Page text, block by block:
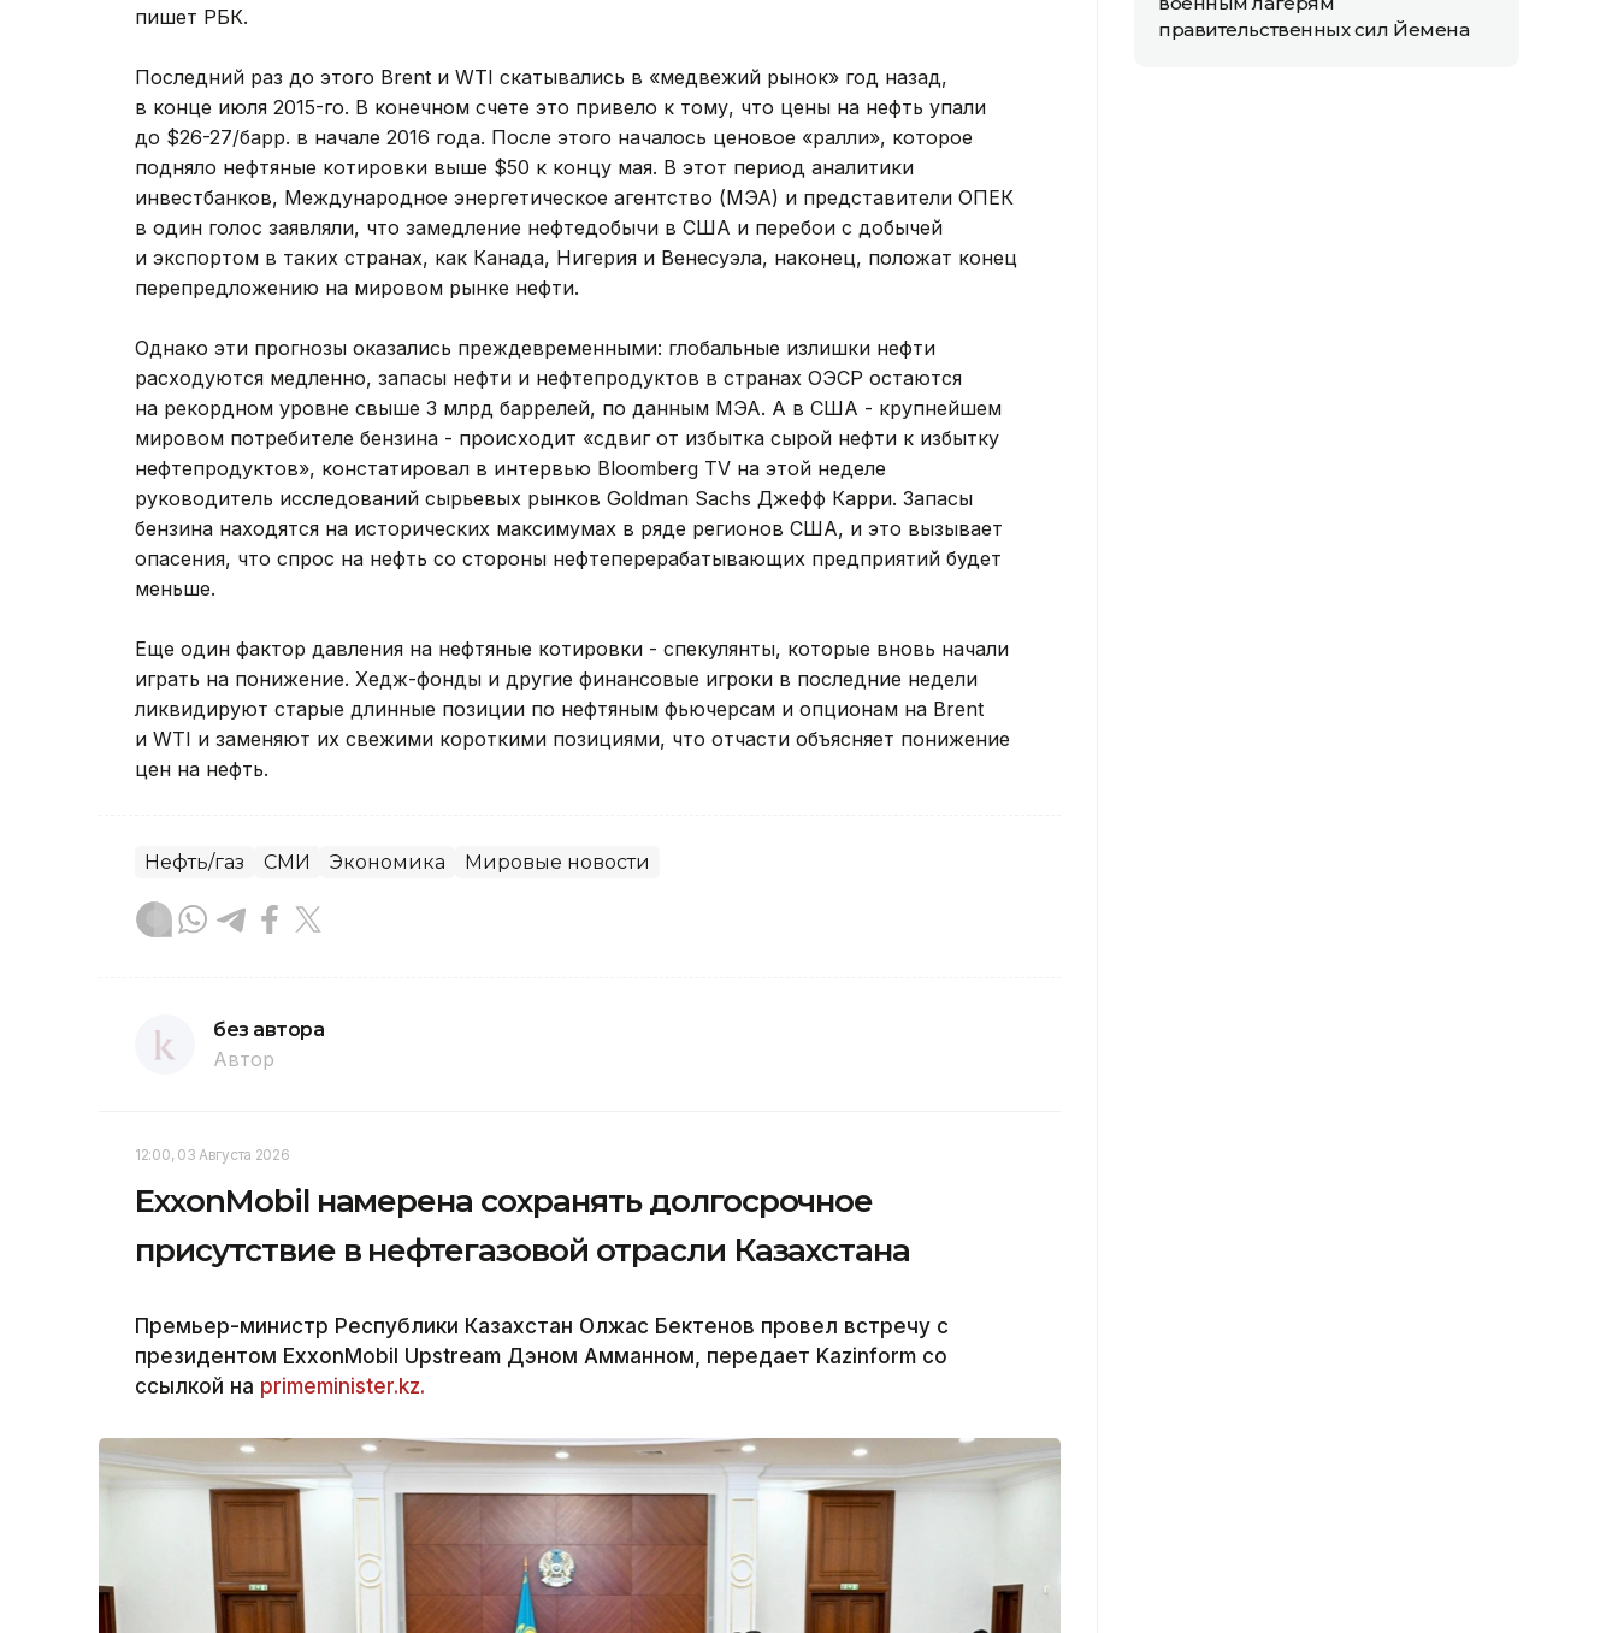
пишет РБК.
Последний раз до этого Brent и WTI скатывались в «медвежий рынок» год назад,
в конце июля 2015-го. В конечном счете это привело к тому, что цены на нефть упали
до $26-27/барр. в начале 2016 года. После этого началось ценовое «ралли», которое
подняло нефтяные котировки выше $50 к концу мая. В этот период аналитики
инвестбанков, Международное энергетическое агентство (МЭА) и представители ОПЕК
в один голос заявляли, что замедление нефтедобычи в США и перебои с добычей
и экспортом в таких странах, как Канада, Нигерия и Венесуэла, наконец, положат конец
перепредложению на мировом рынке нефти.
Однако эти прогнозы оказались преждевременными: глобальные излишки нефти
расходуются медленно, запасы нефти и нефтепродуктов в странах ОЭСР остаются
на рекордном уровне свыше 3 млрд баррелей, по данным МЭА. А в США - крупнейшем
мировом потребителе бензина - происходит «сдвиг от избытка сырой нефти к избытку
нефтепродуктов», констатировал в интервью Bloomberg TV на этой неделе
руководитель исследований сырьевых рынков Goldman Sachs Джефф Карри. Запасы
бензина находятся на исторических максимумах в ряде регионов США, и это вызывает
опасения, что спрос на нефть со стороны нефтеперерабатывающих предприятий будет
меньше.
Еще один фактор давления на нефтяные котировки - спекулянты, которые вновь начали
играть на понижение. Хедж-фонды и другие финансовые игроки в последние недели
ликвидируют старые длинные позиции по нефтяным фьючерсам и опционам на Brent
и WTI и заменяют их свежими короткими позициями, что отчасти объясняет понижение
цен на нефть.
Нефть/газ СМИ Экономика Мировые новости
без автора
Автор
12:00, 03 Августа 2026
ExxonMobil намерена сохранять долгосрочное
присутствие в нефтегазовой отрасли Казахстана
Премьер-министр Республики Казахстан Олжас Бектенов провел встречу с
президентом ExxonMobil Upstream Дэном Амманном, передает Kazinform со
ссылкой на primeminister.kz.
правительственных сил Йемена